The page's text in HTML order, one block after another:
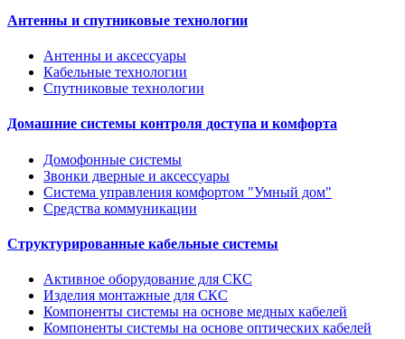
Антенны и спутниковые технологии
Антенны и аксессуары
Кабельные технологии
Спутниковые технологии
Домашние системы контроля доступа и комфорта
Домофонные системы
Звонки дверные и аксессуары
Система управления комфортом "Умный дом"
Средства коммуникации
Структурированные кабельные системы
Активное оборудование для СКС
Изделия монтажные для СКС
Компоненты системы на основе медных кабелей
Компоненты системы на основе оптических кабелей